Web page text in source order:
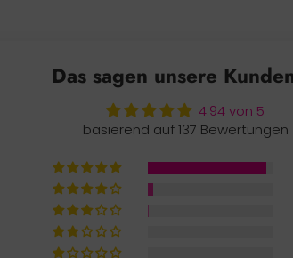
Das sagen unsere
4.94 von 5
basierend auf 137 Bewertungen